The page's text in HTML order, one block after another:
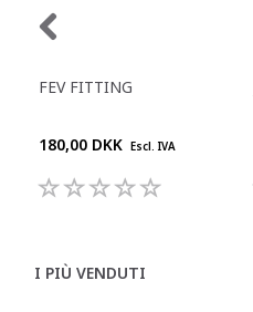
FEV FITTING
180,00 DKK Escl. IVA
I PIÙ VENDUTI